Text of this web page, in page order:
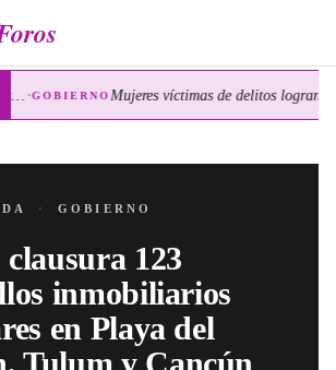
· GOBIERNO
clausura 123
inmobiliarios
en Playa del